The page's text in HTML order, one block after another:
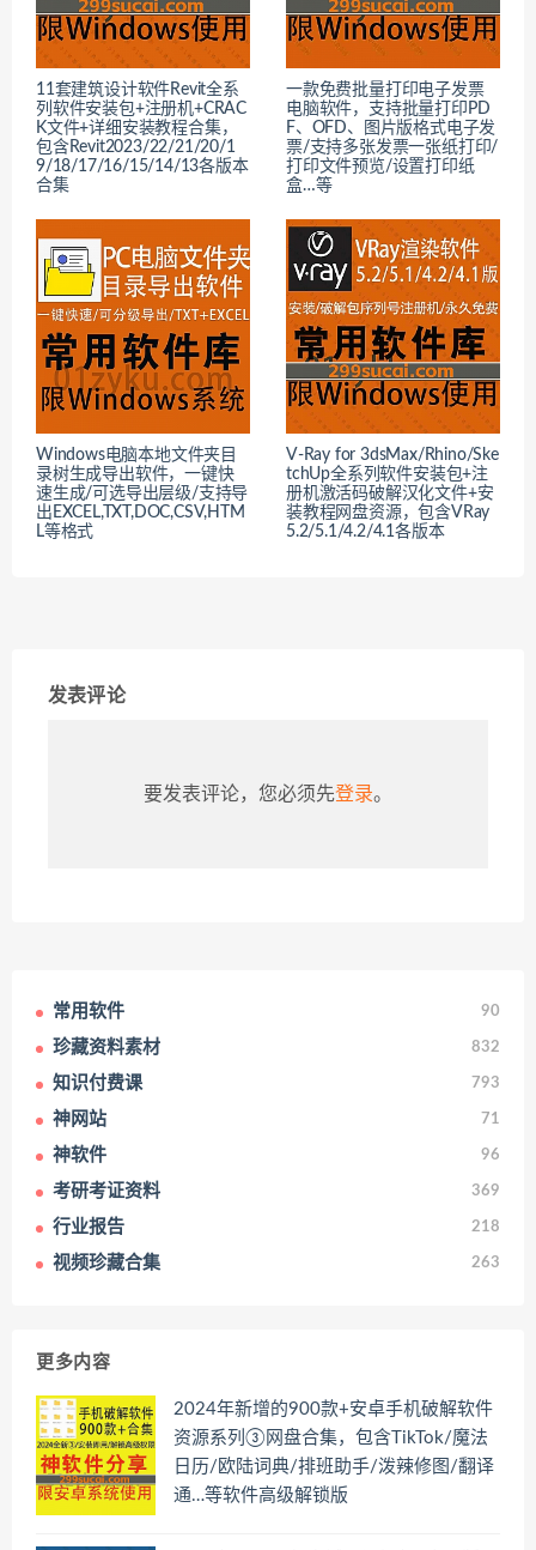
11套建筑设计软件Revit全系
列软件安装包+注册机+CRAC
K文件+详细安装教程合集，
包含Revit2023/22/21/20/1
9/18/17/16/15/14/13各版本
合集
一款免费批量打印电子发票
电脑软件，支持批量打印PD
F、OFD、图片版格式电子发
票/支持多张发票一张纸打印/
打印文件预览/设置打印纸
盒…等
Windows电脑本地文件夹目
录树生成导出软件，一键快
速生成/可选导出层级/支持导
出EXCEL,TXT,DOC,CSV,HTM
L等格式
V-Ray for 3dsMax/Rhino/Ske
tchUp全系列软件安装包+注
册机激活码破解汉化文件+安
装教程网盘资源，包含VRay
5.2/5.1/4.2/4.1各版本
发表评论
要发表评论，您必须先登录。
常用软件 90
珍藏资料素材 832
知识付费课 793
神网站 71
神软件 96
考研考证资料 369
行业报告 218
视频珍藏合集 263
更多内容
2024年新增的900款+安卓手机破解软件
资源系列③网盘合集，包含TikTok/魔法
日历/欧陆词典/排班助手/泼辣修图/翻译
通…等软件高级解锁版